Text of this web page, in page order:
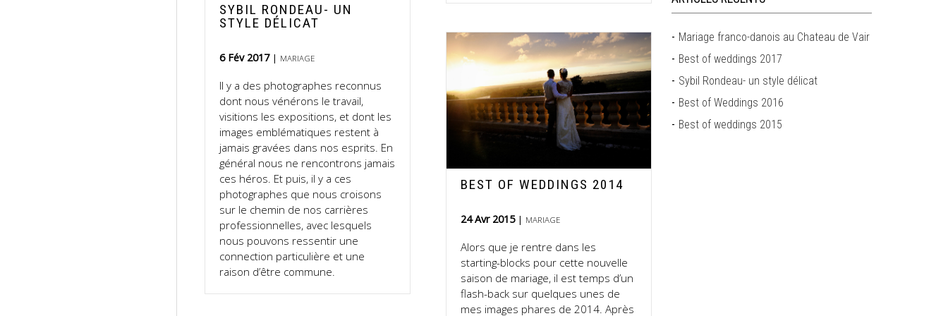
SYBIL RONDEAU- UN
STYLE DÉLICAT
6 Fév 2017 MARIAGE
Il y a des photographes reconnus
dont nous vénérons le travail,
visitions les expositions, et dont les
images emblématiques restent à
jamais gravées dans nos esprits. En
général nous ne rencontrons jamais
ces héros. Et puis, il y a ces
photographes que nous croisons
sur le chemin de nos carrières
professionnelles, avec lesquels
nous pouvons ressentir une
connection particulière et une
raison d’être commune.
BEST OF WEDDINGS 2014
24 Avr 2015 MARIAGE
Alors que je rentre dans les
starting-blocks pour cette nouvelle
saison de mariage, il est temps d’un
flash-back sur quelques unes de
mes images phares de 2014. Après
Mariage franco-danois au Chateau de Vair
Best of weddings 2017
Sybil Rondeau- un style délicat
Best of Weddings 2016
Best of weddings 2015